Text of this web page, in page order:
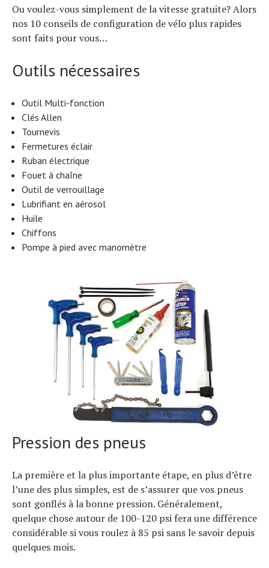
Ou voulez-vous simplement de la vitesse gratuite? Alors
nos 10 conseils de configuration de vélo plus rapides
sont faits pour vous…
Outils nécessaires
Outil Multi-fonction
Clés Allen
Tournevis
Fermetures éclair
Ruban électrique
Fouet à chaîne
Outil de verrouillage
Lubrifiant en aérosol
Huile
Chiffons
Pompe à pied avec manomètre
Pression des pneus
La première et la plus importante étape, en plus d’être
l’une des plus simples, est de s’assurer que vos pneus
sont gonflés à la bonne pression. Généralement,
quelque chose autour de 100-120 psi fera une différence
considérable si vous roulez à 85 psi sans le savoir depuis
quelques mois.